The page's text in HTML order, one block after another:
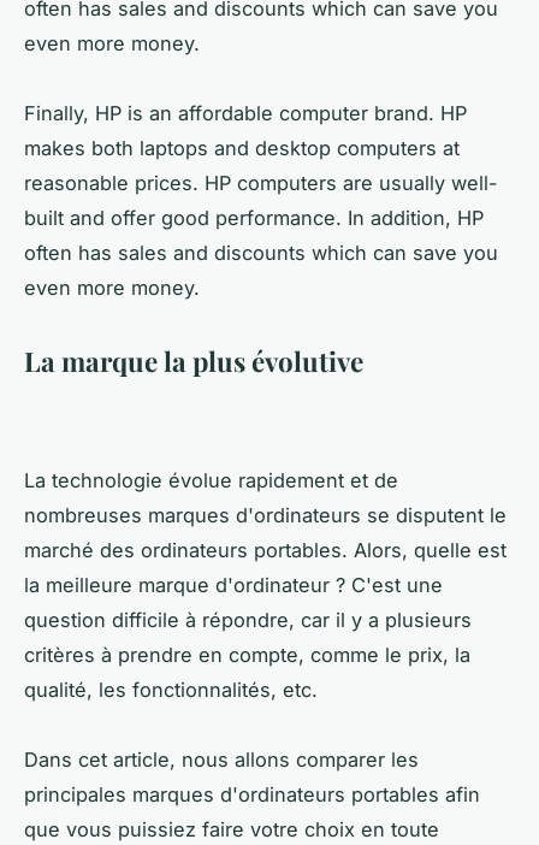
often has sales and discounts which can save you
even more money.
Finally, HP is an affordable computer brand. HP
makes both laptops and desktop computers at
reasonable prices. HP computers are usually well-
built and offer good performance. In addition, HP
often has sales and discounts which can save you
even more money.
La marque la plus évolutive
La technologie évolue rapidement et de
nombreuses marques d'ordinateurs se disputent le
marché des ordinateurs portables. Alors, quelle est
la meilleure marque d'ordinateur ? C'est une
question difficile à répondre, car il y a plusieurs
critères à prendre en compte, comme le prix, la
qualité, les fonctionnalités, etc.
Dans cet article, nous allons comparer les
principales marques d'ordinateurs portables afin
que vous puissiez faire votre choix en toute